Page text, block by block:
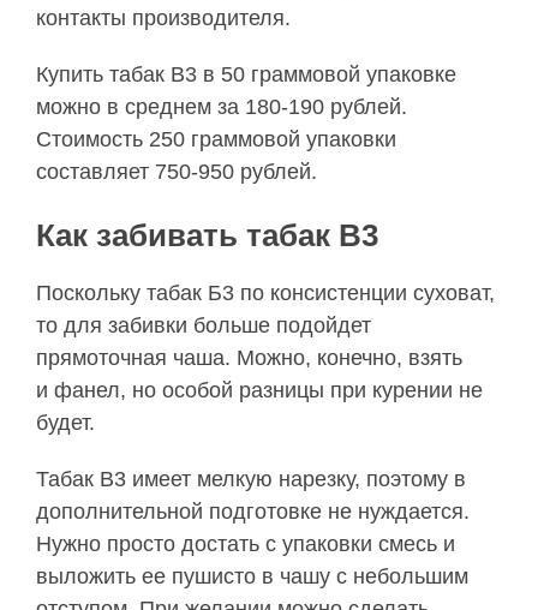
контакты производителя.
Купить табак B3 в 50 граммовой упаковке
можно в среднем за 180-190 рублей.
Стоимость 250 граммовой упаковки
составляет 750-950 рублей.
Как забивать табак B3
Поскольку табак Б3 по консистенции суховат,
то для забивки больше подойдет
прямоточная чаша. Можно, конечно, взять
и фанел, но особой разницы при курении не
будет.
Табак B3 имеет мелкую нарезку, поэтому в
дополнительной подготовке не нуждается.
Нужно просто достать с упаковки смесь и
выложить ее пушисто в чашу с небольшим